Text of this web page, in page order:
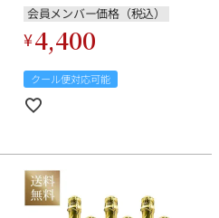
会員メンバー価格（税込）
¥4,400
クール便対応可能